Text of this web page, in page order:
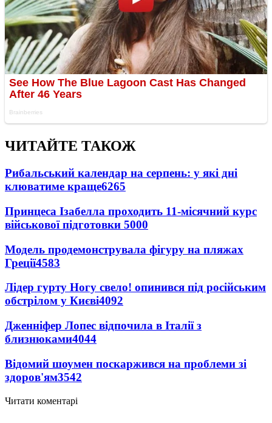
ЧИТАЙТЕ ТАКОЖ
Рибальський календар на серпень: у які дні
клюватиме краще6265
Принцеса Ізабелла проходить 11-місячний курс
військової підготовки 5000
Модель продемонструвала фігуру на пляжах
Греції4583
Лідер гурту Ногу свело! опинився під російським
обстрілом у Києві4092
Дженніфер Лопес відпочила в Італії з
близнюками4044
Відомий шоумен поскаржився на проблеми зі
здоров'ям3542
Читати коментарі